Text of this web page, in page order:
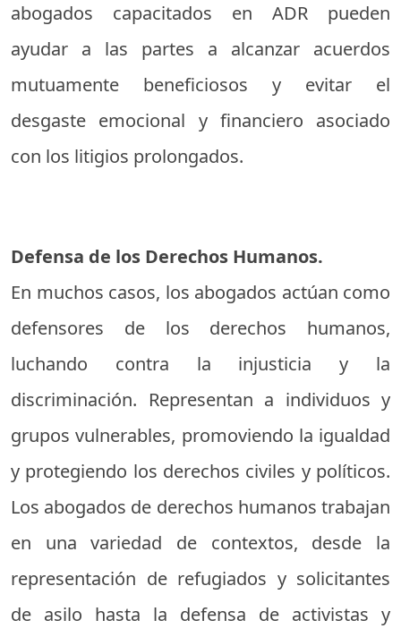
abogados capacitados en ADR pueden
ayudar a las partes a alcanzar acuerdos
mutuamente beneficiosos y evitar el
desgaste emocional y financiero asociado
con los litigios prolongados.
Defensa de los Derechos Humanos.
En muchos casos, los abogados actúan como
defensores de los derechos humanos,
luchando contra la injusticia y la
discriminación. Representan a individuos y
grupos vulnerables, promoviendo la igualdad
y protegiendo los derechos civiles y políticos.
Los abogados de derechos humanos trabajan
en una variedad de contextos, desde la
representación de refugiados y solicitantes
de asilo hasta la defensa de activistas y